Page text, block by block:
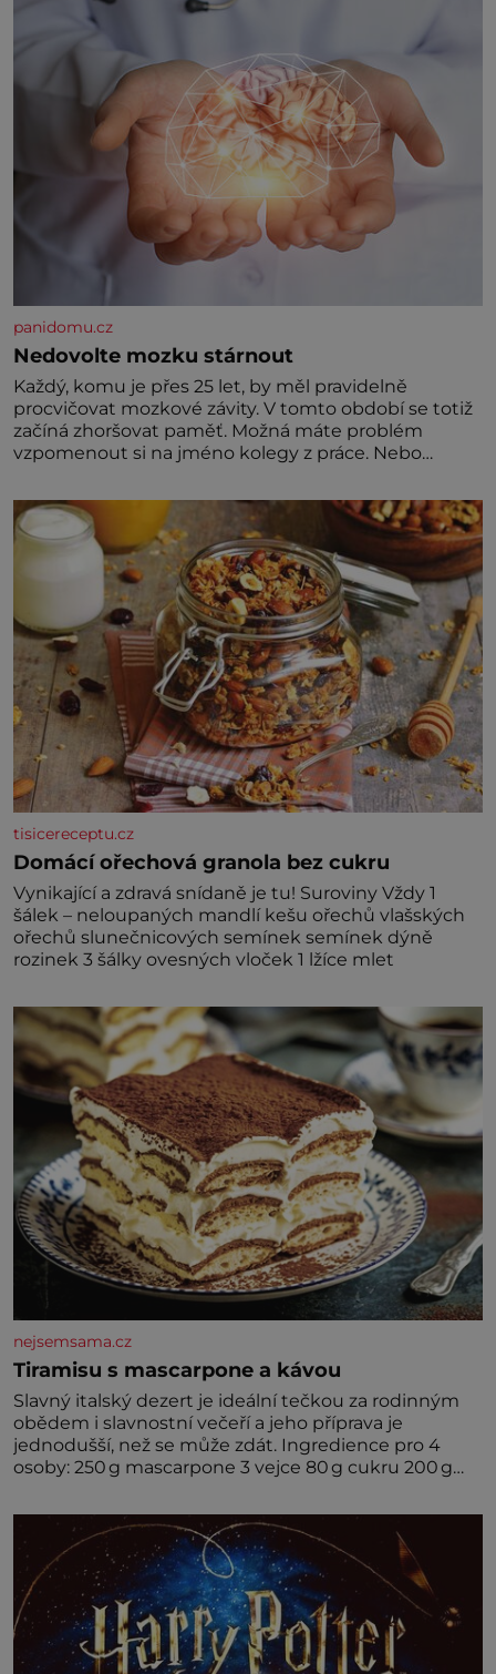
Jeho domovinou je prakticky celá Austrálie s
výjimkou pobřežní oblasti.
panidomu.cz
Nedovolte mozku stárnout
Každý, komu je přes 25 let, by měl pravidelně
procvičovat mozkové závity. V tomto období se totiž
začíná zhoršovat paměť. Možná máte problém
vzpomenout si na jméno kolegy z práce. Nebo
nedávno přečetli. Je to opravdu tak, s věkem jako
kdyby se paměť rozhodla stávkovat. Cvičte
tisicereceptu.cz
Domácí ořechová granola bez cukru
Vynikající a zdravá snídaně je tu! Suroviny Vždy 1
šálek – neloupaných mandlí kešu ořechů vlašských
ořechů slunečnicových semínek semínek dýně
rozinek 3 šálky ovesných vloček 1 lžíce mlet
nejsemsama.cz
Tiramisu s mascarpone a kávou
Slavný italský dezert je ideální tečkou za rodinným
obědem i slavnostní večeří a jeho příprava je
jednodušší, než se může zdát. Ingredience pro 4
osoby: 250 g mascarpone 3 vejce 80 g cukru 200 g
amaretta kakao na posypání Postup: Oddělte
žloutky od bílků. Žloutky vyšlehejte s cukrem do
světlé pěny a postupně do nich vmíchejte
mascarpone, aby vznikl hladký